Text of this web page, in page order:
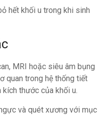
hết khối u trong khi sinh
MRI hoặc siêu âm bụng
quan trong hệ thống tiết
thước của khối u.
và quét xương với mục